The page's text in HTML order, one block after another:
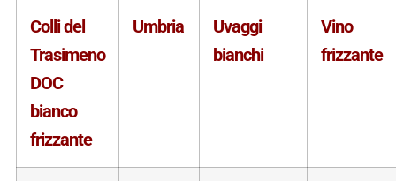
Colli del
Trasimeno
DOC
bianco
frizzante
Umbria
Uvaggi
bianchi
Vino
frizzante